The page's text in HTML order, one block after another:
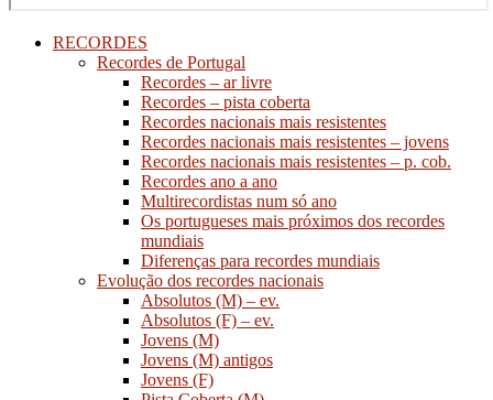
RECORDES
Recordes de Portugal
Recordes – ar livre
Recordes – pista coberta
Recordes nacionais mais resistentes
Recordes nacionais mais resistentes – jovens
Recordes nacionais mais resistentes – p. cob.
Recordes ano a ano
Multirecordistas num só ano
Os portugueses mais próximos dos recordes
mundiais
Diferenças para recordes mundiais
Evolução dos recordes nacionais
Absolutos (M) – ev.
Absolutos (F) – ev.
Jovens (M)
Jovens (M) antigos
Jovens (F)